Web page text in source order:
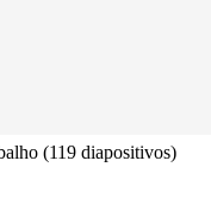
(119 diapositivos)